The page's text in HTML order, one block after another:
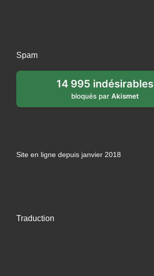
Spam
14 995 indésirables
bloqués parAkismet
Site en ligne depuis janvier 2018
Traduction